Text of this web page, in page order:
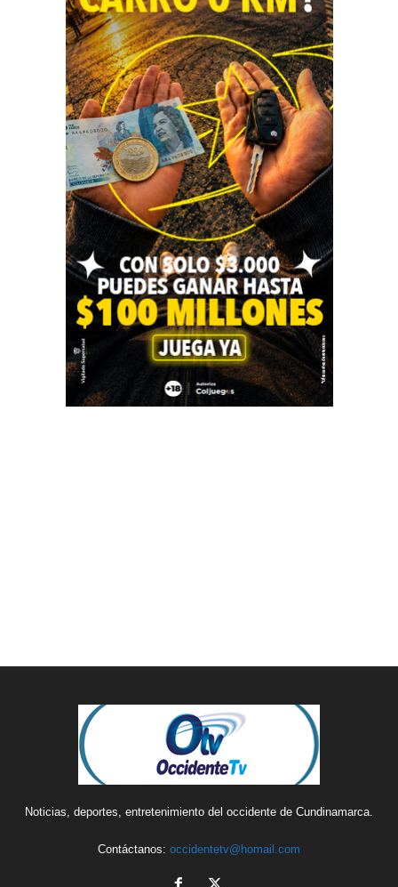
Noticias, deportes, entretenimiento del occidente de Cundinamarca.
Contáctanos: occidentetv@homail.com